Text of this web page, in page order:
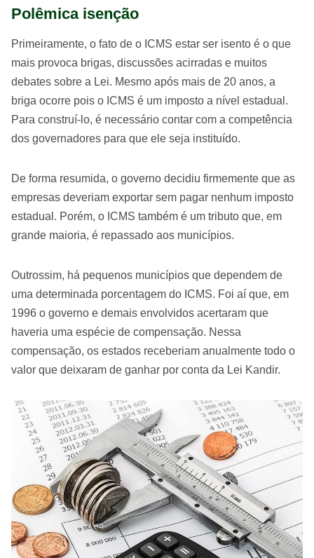
Polêmica isenção
Primeiramente, o fato de o ICMS estar ser isento é o que
mais provoca brigas, discussões acirradas e muitos
debates sobre a Lei. Mesmo após mais de 20 anos, a
briga ocorre pois o ICMS é um imposto a nível estadual.
Para construí-lo, é necessário contar com a competência
dos governadores para que ele seja instituído.
De forma resumida, o governo decidiu firmemente que as
empresas deveriam exportar sem pagar nenhum imposto
estadual. Porém, o ICMS também é um tributo que, em
grande maioria, é repassado aos municípios.
Outrossim, há pequenos municípios que dependem de
uma determinada porcentagem do ICMS. Foi aí que, em
1996 o governo e demais envolvidos acertaram que
haveria uma espécie de compensação. Nessa
compensação, os estados receberiam anualmente todo o
valor que deixaram de ganhar por conta da Lei Kandir.